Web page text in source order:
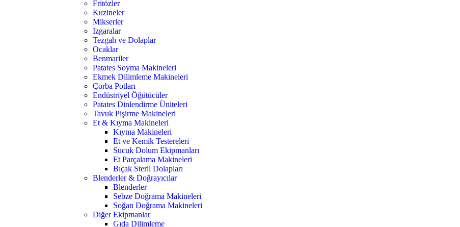
Fritözler
Kuzineler
Mikserler
Izgaralar
Tezgah ve Dolaplar
Ocaklar
Benmariler
Patates Soyma Makineleri
Ekmek Dilimleme Makineleri
Çorba Potları
Endüstriyel Öğütücüler
Patates Dinlendirme Üniteleri
Tavuk Pişirme Makineleri
Et & Kıyma Makineleri
Kıyma Makineleri
Et ve Kemik Testereleri
Sucuk Dolum Ekipmanları
Et Parçalama Makineleri
Bıçak Steril Dolapları
Blenderler & Doğrayıcılar
Blenderler
Sebze Doğrama Makineleri
Soğan Doğrama Makineleri
Diğer Ekipmanlar
Gıda Dilimleme